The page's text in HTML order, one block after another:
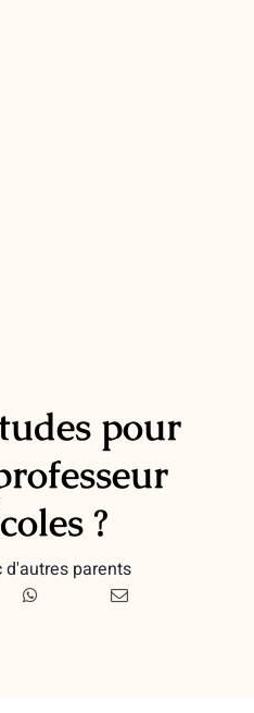
pour
?
d'autres parents